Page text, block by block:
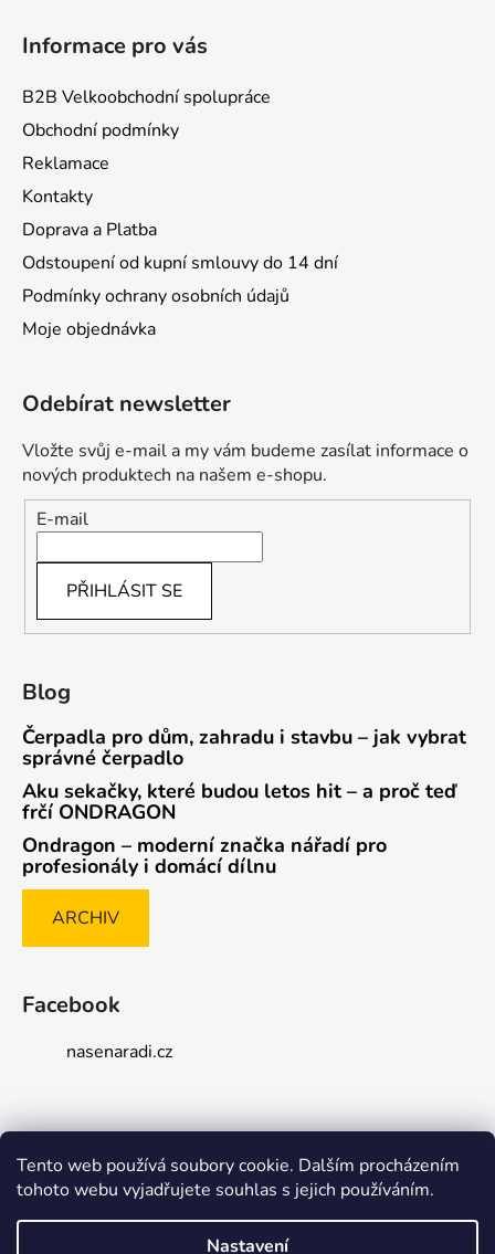
Tento web používá soubory cookie. Dalším procházením
tohoto webu vyjadřujete souhlas s jejich používáním.
Nastavení
Informace pro vás
B2B Velkoobchodní spolupráce
Obchodní podmínky
Reklamace
Kontakty
Doprava a Platba
Odstoupení od kupní smlouvy do 14 dní
Podmínky ochrany osobních údajů
Moje objednávka
Odebírat newsletter
Vložte svůj e-mail a my vám budeme zasílat informace o
nových produktech na našem e-shopu.
E-mail
PŘIHLÁSIT SE
Blog
Čerpadla pro dům, zahradu i stavbu – jak vybrat
správné čerpadlo
Aku sekačky, které budou letos hit – a proč teď
frčí ONDRAGON
Ondragon – moderní značka nářadí pro
profesionály i domácí dílnu
ARCHIV
Facebook
nasenaradi.cz
Způsob ověřování recenzí